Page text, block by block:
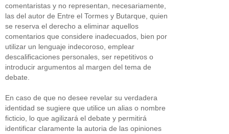
comentaristas y no representan, necesariamente,
las del autor de Entre el Tormes y Butarque, quien
se reserva el derecho a eliminar aquellos
comentarios que considere inadecuados, bien por
utilizar un lenguaje indecoroso, emplear
descalificaciones personales, ser repetitivos o
introducir argumentos al margen del tema de
debate.
En caso de que no desee revelar su verdadera
identidad se sugiere que utilice un alias o nombre
ficticio, lo que agilizará el debate y permitirá
identificar claramente la autoria de las opiniones